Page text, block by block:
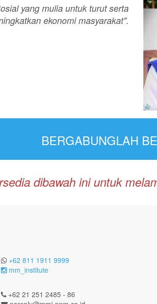
yang mulia untuk turut serta
ekonomi masyarakat".
BERGABUNGLAH
dibawah ini untuk
+62 811 1911 9999
mm_institute
+62 21 251 2485 - 86